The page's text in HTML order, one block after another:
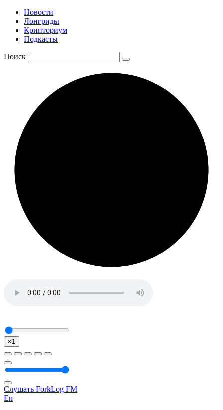
Новости
Лонгриды
Крипториум
Подкасты
Поиск
×1
Слушать ForkLog FM
En